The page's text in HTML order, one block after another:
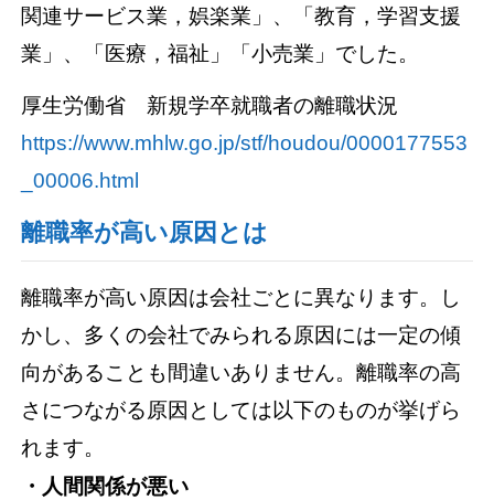
関連サービス業，娯楽業」、「教育，学習支援
業」、「医療，福祉」「小売業」でした。
厚生労働省 新規学卒就職者の離職状況
https://www.mhlw.go.jp/stf/houdou/0000177553
_00006.html
離職率が高い原因とは
離職率が高い原因は会社ごとに異なります。し
かし、多くの会社でみられる原因には一定の傾
向があることも間違いありません。離職率の高
さにつながる原因としては以下のものが挙げら
れます。
・人間関係が悪い